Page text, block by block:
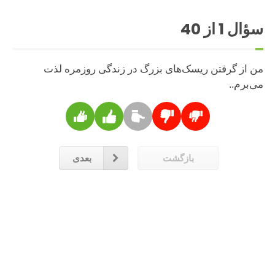
سؤال 1از 40
من از گرفتن ریسک‌های بزرگ در زندگی روزمره لذت
می‌برم..
بازگشت بعدی